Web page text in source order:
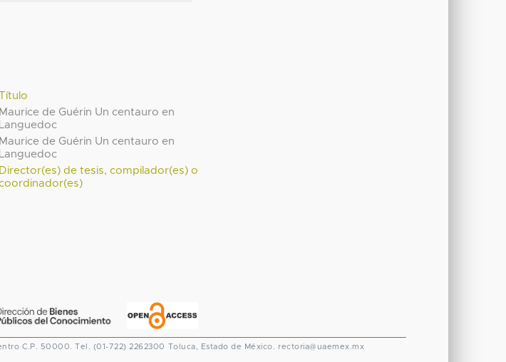
Maurice de Guérin Un centauro en
Languedoc
Maurice de Guérin Un centauro en
Languedoc
Director(es) de tesis, compilador(es) o
C.P. 50000. Tel. (01-722) 2262300 Toluca, Estado de México. rectoria@uaemex.mx